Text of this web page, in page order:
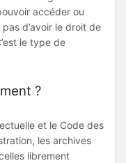
accéder ou
d’avoir le droit de
le type de
?
et le Code des
les archives
librement